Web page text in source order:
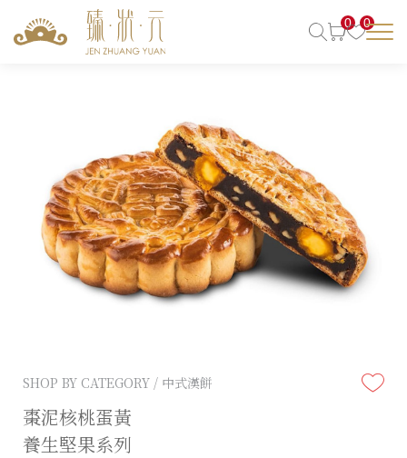
0 0
SHOP BY CATEGORY / 中式漢餅
棗泥核桃蛋黃
養生堅果系列